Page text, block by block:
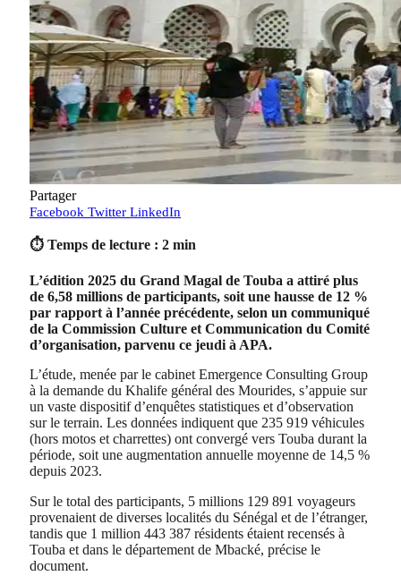
Partager
Facebook Twitter LinkedIn
⏱ Temps de lecture : 2 min
L’édition 2025 du Grand Magal de Touba a attiré plus
de 6,58 millions de participants, soit une hausse de 12 %
par rapport à l’année précédente, selon un communiqué
de la Commission Culture et Communication du Comité
d’organisation, parvenu ce jeudi à APA.
L’étude, menée par le cabinet Emergence Consulting Group
à la demande du Khalife général des Mourides, s’appuie sur
un vaste dispositif d’enquêtes statistiques et d’observation
sur le terrain. Les données indiquent que 235 919 véhicules
(hors motos et charrettes) ont convergé vers Touba durant la
période, soit une augmentation annuelle moyenne de 14,5 %
depuis 2023.
Sur le total des participants, 5 millions 129 891 voyageurs
provenaient de diverses localités du Sénégal et de l’étranger,
tandis que 1 million 443 387 résidents étaient recensés à
Touba et dans le département de Mbacké, précise le
document.